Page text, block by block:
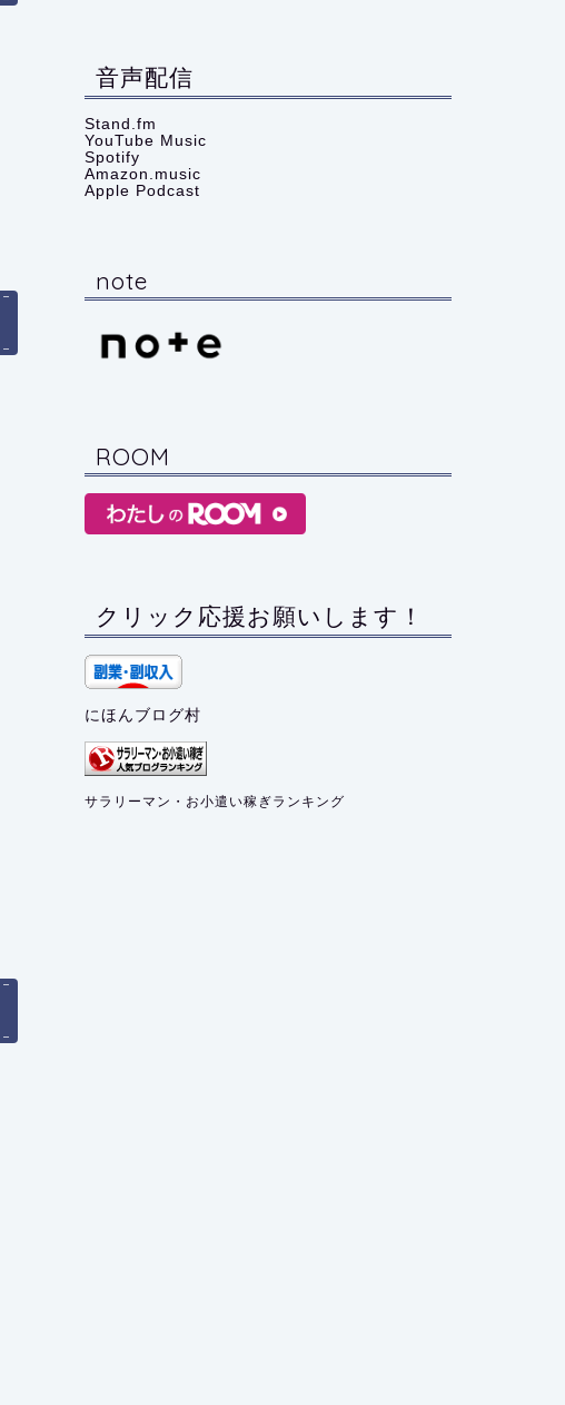
音声配信
Stand.fm
YouTube Music
Spotify
Amazon.music
Apple Podcast
note
ROOM
クリック応援お願いします！
にほんブログ村
サラリーマン・お小遣い稼ぎランキング